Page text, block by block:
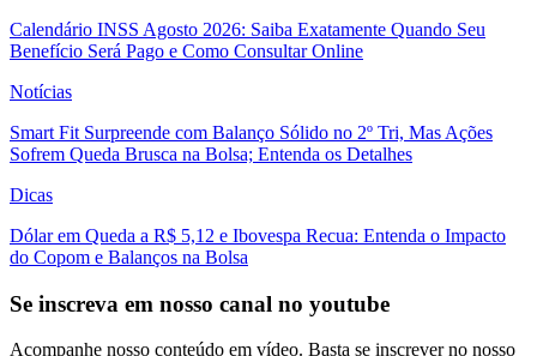
Calendário INSS Agosto 2026: Saiba Exatamente Quando Seu
Benefício Será Pago e Como Consultar Online
Notícias
Smart Fit Surpreende com Balanço Sólido no 2º Tri, Mas Ações
Sofrem Queda Brusca na Bolsa; Entenda os Detalhes
Dicas
Dólar em Queda a R$ 5,12 e Ibovespa Recua: Entenda o Impacto
do Copom e Balanços na Bolsa
Se inscreva em nosso canal no youtube
Acompanhe nosso conteúdo em vídeo. Basta se inscrever no nosso